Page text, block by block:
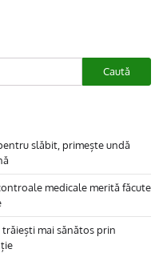
Caută
slăbit, primește undă
medicale merită făcute
mai sănătos prin